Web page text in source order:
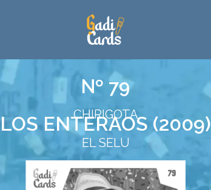
Nº 79
CHIRIGOTA
LOS ENTERAOS (2009)
EL SELU